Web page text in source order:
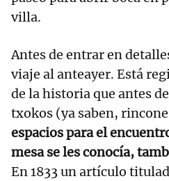
villa.
Antes de entrar en
viaje al anteayer. Está
de la historia que antes
txokos (ya saben,
espacios para el
mesa se les conocía,
En 1833 un artículo